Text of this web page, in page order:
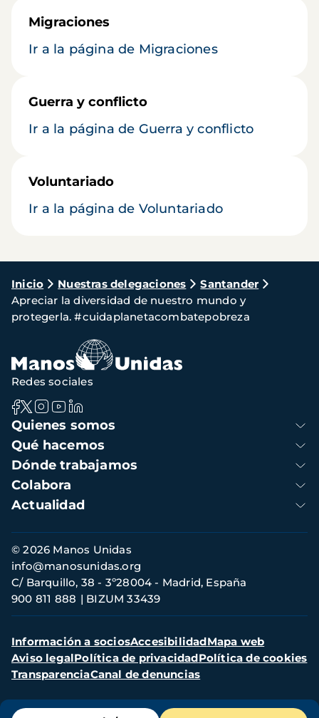
Migraciones
Ir a la página de Migraciones
Guerra y conflicto
Ir a la página de Guerra y conflicto
Voluntariado
Ir a la página de Voluntariado
Ruta
de
navegación
Inicio Nuestras delegaciones
Santander
Apreciar la diversidad de nuestro mundo y
protegerla. #cuidaplanetacombatepobreza
Menú
Navegación
principal
Quienes somos
Qué hacemos
Dónde trabajamos
Colabora
Actualidad
Redes sociales
Información
de
contacto
© 2026 Manos Unidas
C/ Barquillo, 38 - 3º28004 - Madrid, España
900 811 888
BIZUM 33439
info@manosunidas.org
Menú
secundario
Información a sociosAccesibilidadMapa web
Aviso legalPolítica de privacidadPolítica de cookies
TransparenciaCanal de denuncias